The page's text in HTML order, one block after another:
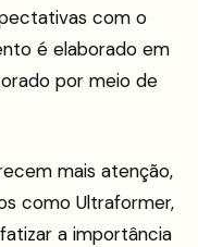
com o
é elaborado em
por meio de
mais atenção,
como Ultraformer,
a importância